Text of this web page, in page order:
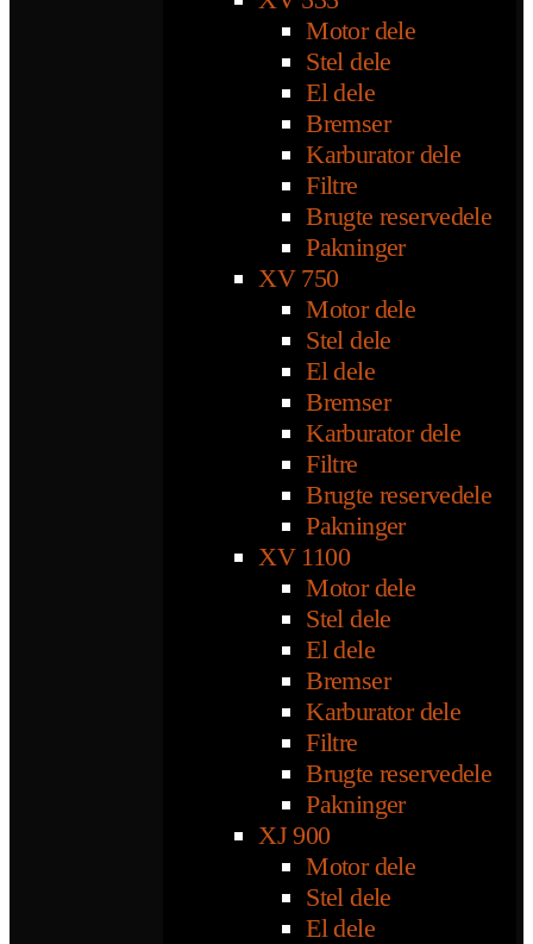
Motor dele
Stel dele
El dele
Bremser
Karburator dele
Filtre
Brugte reservedele
Pakninger
XV 750
Motor dele
Stel dele
El dele
Bremser
Karburator dele
Filtre
Brugte reservedele
Pakninger
XV 1100
Motor dele
Stel dele
El dele
Bremser
Karburator dele
Filtre
Brugte reservedele
Pakninger
XJ 900
Motor dele
Stel dele
El dele